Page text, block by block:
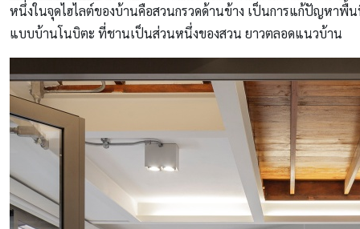
หนึ่งในจุดไฮไลต์ของบ้านคือสวนกรวดด้านข้าง เป็นการแก้ปัญหา
แบบบ้านโนบิตะ ที่ชานเป็นส่วนหนึ่งของสวน ยาวตลอดแนวบ้าน